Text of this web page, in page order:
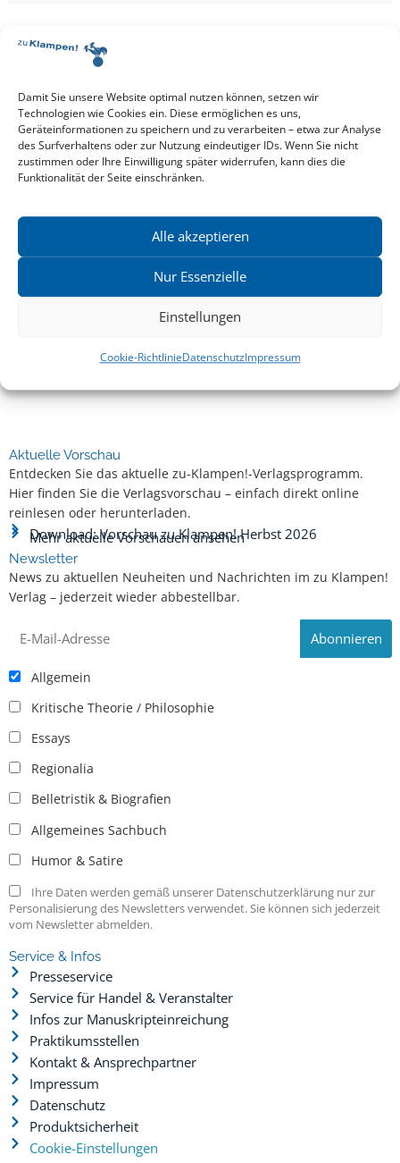
Damit Sie unsere Website optimal nutzen können, setzen wir
Technologien wie Cookies ein. Diese ermöglichen es uns,
Geräteinformationen zu speichern und zu verarbeiten – etwa zur Analyse
des Surfverhaltens oder zur Nutzung eindeutiger IDs. Wenn Sie nicht
zustimmen oder Ihre Einwilligung später widerrufen, kann dies die
Funktionalität der Seite einschränken.
Alle akzeptieren
Nur Essenzielle
Einstellungen
Cookie-RichtlinieDatenschutzImpressum
Alle Events
EVENT TEILEN
Kulturgemeinschaft Vinnhorst e.V.
19:00 Uhr
Aktuelle Vorschau
Entdecken Sie das aktuelle zu-Klampen!-Verlagsprogramm.
Hier finden Sie die Verlagsvorschau – einfach direkt online
reinlesen oder herunterladen.
Download: Vorschau zu Klampen! Herbst 2026
Mehr aktuelle Vorschauen ansehen
Newsletter
News zu aktuellen Neuheiten und Nachrichten im zu Klampen!
Verlag – jederzeit wieder abbestellbar.
Allgemein
Kritische Theorie / Philosophie
Essays
Regionalia
Belletristik & Biografien
Allgemeines Sachbuch
Humor & Satire
Ihre Daten werden gemäß unserer Datenschutzerklärung nur zur
Personalisierung des Newsletters verwendet. Sie können sich jederzeit
vom Newsletter abmelden.
Service & Infos
Presseservice
Service für Handel & Veranstalter
Infos zur Manuskripteinreichung
Praktikumsstellen
Kontakt & Ansprechpartner
Impressum
Datenschutz
Produktsicherheit
Cookie-Einstellungen